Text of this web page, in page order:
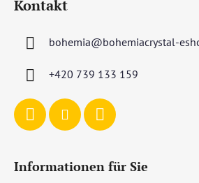
Kontakt
bohemia@bohemiacrystal-
+420 739 133 159
Informationen für Sie